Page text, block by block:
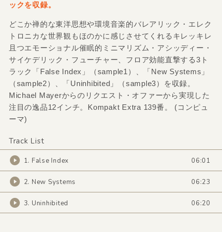
ックを収録。
どこか禅的な東洋思想や環境音楽的バレアリック・エレク
トロニカな世界観もほのかに感じさせてくれるキレッキレ
且つエモーショナル催眠的ミニマリズム・アシッディー・
サイケデリック・フューチャー、フロア効能直撃する3ト
ラック「False Index」（sample1）、「New Systems」
（sample2）、「Uninhibited」（sample3）を収録。
Michael Mayerからのリクエスト・オファーから実現した
注目の逸品12インチ。Kompakt Extra 139番。 (コンピュ
ーマ)
Track List
1. False Index 06:01
2. New Systems 06:23
3. Uninhibited 06:20